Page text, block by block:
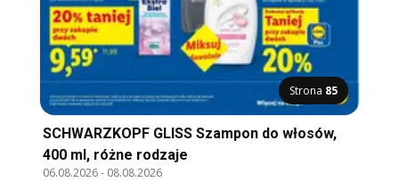
Strona 85
SCHWARZKOPF GLISS Szampon do włosów,
400 ml, różne rodzaje
06.08.2026- 08.08.2026